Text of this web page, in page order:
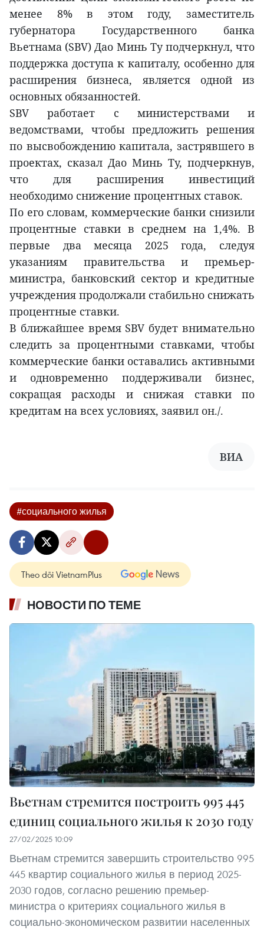
менее 8% в этом году, заместитель
губернатора Государственного банка
Вьетнама (SBV) Дао Минь Ту подчеркнул, что
поддержка доступа к капиталу, особенно для
расширения бизнеса, является одной из
основных обязанностей.
SBV работает с министерствами и
ведомствами, чтобы предложить решения
по высвобождению капитала, застрявшего в
проектах, сказал Дао Минь Ту, подчеркнув,
что для расширения инвестиций
необходимо снижение процентных ставок.
По его словам, коммерческие банки снизили
процентные ставки в среднем на 1,4%. В
первые два месяца 2025 года, следуя
указаниям правительства и премьер-
министра, банковский сектор и кредитные
учреждения продолжали стабильно снижать
процентные ставки.
В ближайшее время SBV будет внимательно
следить за процентными ставками, чтобы
коммерческие банки оставались активными
и одновременно поддерживали бизнес,
сокращая расходы и снижая ставки по
кредитам на всех условиях, заявил он./.
ВИА
#социального жилья
Theo dõi VietnamPlus
НОВОСТИ ПО ТЕМЕ
Вьетнам стремится построить 995 445
единиц социального жилья к 2030 году
27/02/2025 10:09
Вьетнам стремится завершить строительство 995
445 квартир социального жилья в период 2025-
2030 годов, согласно решению премьер-
министра о критериях социального жилья в
социально-экономическом развитии населенных